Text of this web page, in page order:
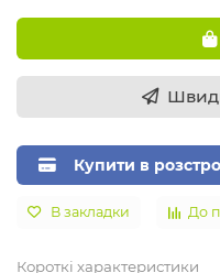
Купити в
В закладки До
Короткі характеристики